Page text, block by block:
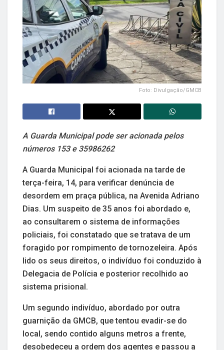
Foto: Divulgação/GMCB
A Guarda Municipal pode ser acionada pelos
números 153 e 35986262
A Guarda Municipal foi acionada na tarde de
terça-feira, 14, para verificar denúncia de
desordem em praça pública, na Avenida Adriano
Dias. Um suspeito de 35 anos foi abordado e,
ao consultarem o sistema de informações
policiais, foi constatado que se tratava de um
foragido por rompimento de tornozeleira. Após
lido os seus direitos, o indivíduo foi conduzido à
Delegacia de Polícia e posterior recolhido ao
sistema prisional.
Um segundo indivíduo, abordado por outra
guarnição da GMCB, que tentou evadir-se do
local, sendo contido alguns metros a frente,
desobedeceu a ordem dos agentes e passou a